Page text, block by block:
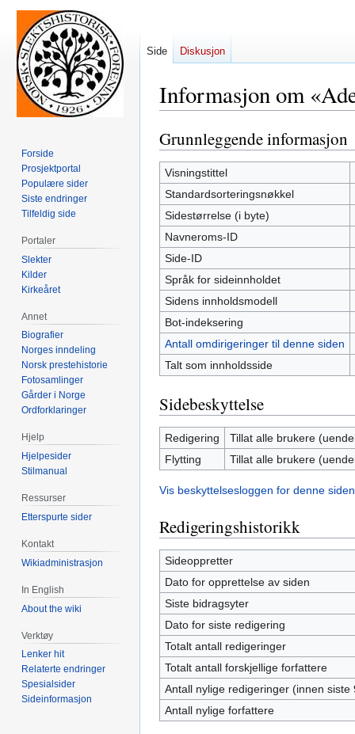
Informasjon om
Hopp
til
navigering
Hopp
til
søk
Grunnleggende informasjon
Visningstittel
Standardsorteringsnøkkel
Sidestørrelse (i byte)
Navneroms-ID
Side-ID
Språk for sideinnholdet
Sidens innholdsmodell
Bot-indeksering
Antall omdirigeringer til denne siden
Talt som innholdsside
Sidebeskyttelse
Redigering
Tillat alle brukere
Flytting
Tillat alle brukere
Vis beskyttelsesloggen for denne
Redigeringshistorikk
Sideoppretter
Dato for opprettelse av siden
Siste bidragsyter
Dato for siste redigering
Totalt antall redigeringer
Totalt antall forskjellige forfattere
Antall nylige redigeringer (innen siste
Antall nylige forfattere
Side Diskusjon
Forside
Prosjektportal
Populære sider
Siste endringer
Tilfeldig side
Portaler
Slekter
Kilder
Kirkeåret
Annet
Biografier
Norges inndeling
Norsk prestehistorie
Fotosamlinger
Gårder i Norge
Ordforklaringer
Hjelp
Hjelpesider
Stilmanual
Ressurser
Etterspurte sider
Kontakt
Wikiadministrasjon
In English
About the wiki
Verktøy
Lenker hit
Relaterte endringer
Spesialsider
Sideinformasjon